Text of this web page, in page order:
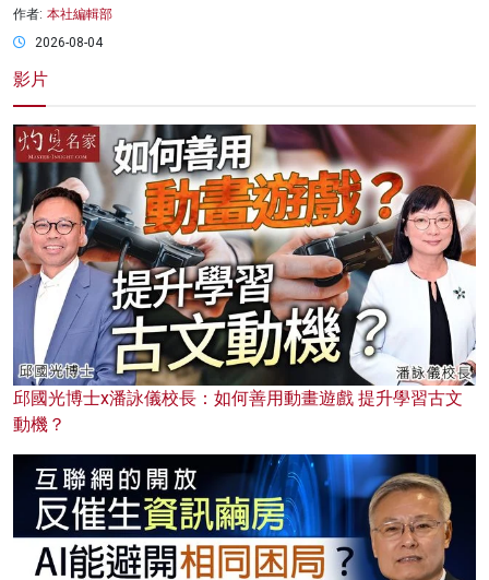
作者: 本社編輯部
2026-08-04
影片
邱國光博士x潘詠儀校長：如何善用動畫遊戲 提升學習古文
動機？